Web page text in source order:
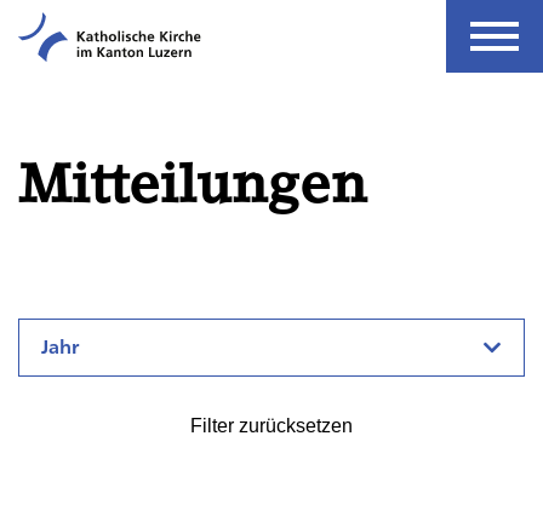
Mitteilungen
Jahr
Filter zurücksetzen